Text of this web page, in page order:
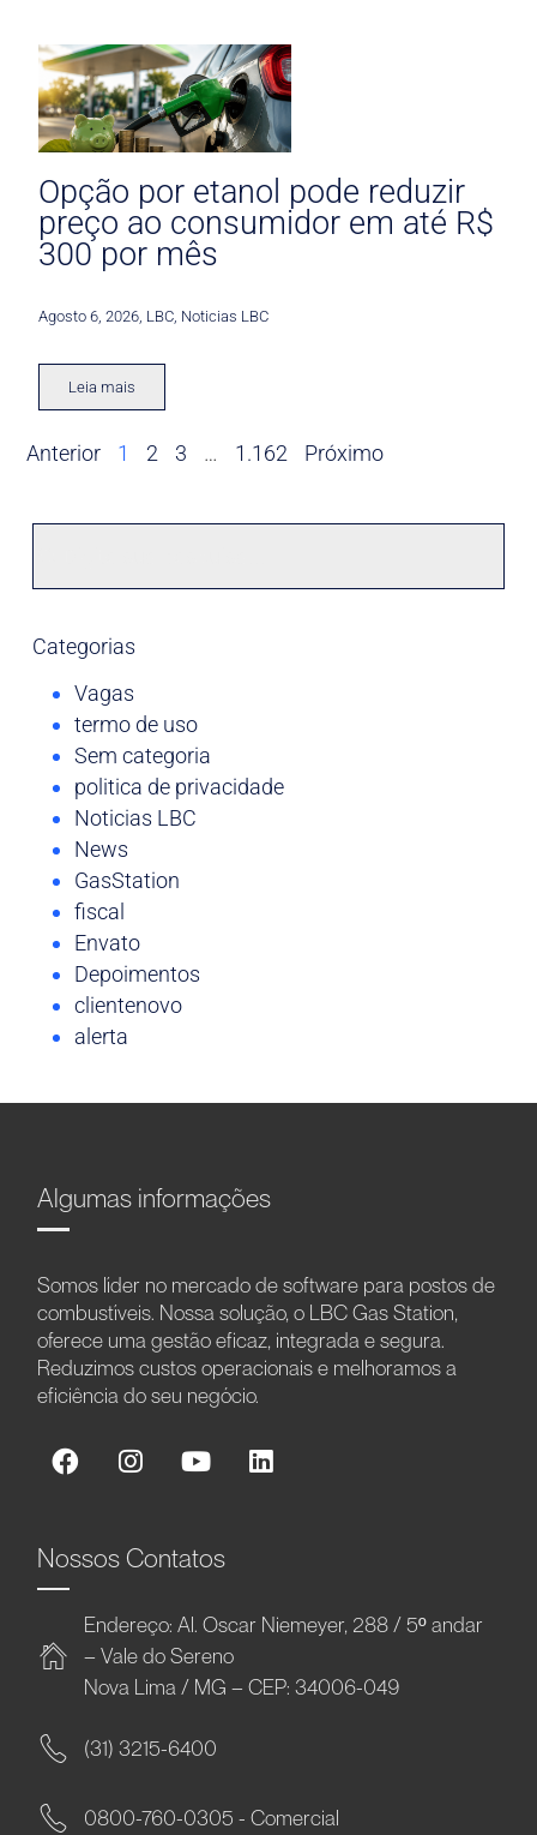
Opção por etanol pode reduzir
preço ao consumidor em até R$
300 por mês
Agosto 6, 2026 LBC Noticias LBC
Leia mais
Anterior 1 2 3 … 1.162 Próximo
Categorias
Vagas
termo de uso
Sem categoria
politica de privacidade
Noticias LBC
News
GasStation
fiscal
Envato
Depoimentos
clientenovo
alerta
Algumas informações
Somos líder no mercado de software para postos de
combustíveis. Nossa solução, o LBC Gas Station,
oferece uma gestão eficaz, integrada e segura.
Reduzimos custos operacionais e melhoramos a
eficiência do seu negócio.
Nossos Contatos
Endereço: Al. Oscar Niemeyer, 288 / 5º andar
– Vale do Sereno
Nova Lima / MG – CEP: 34006-049
(31) 3215-6400
0800-760-0305 - Comercial